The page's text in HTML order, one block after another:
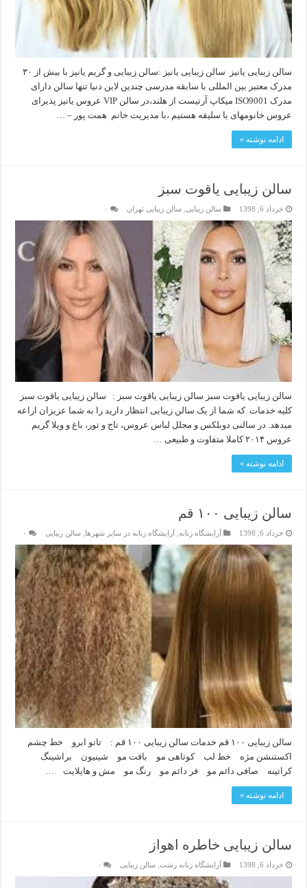
سالن زیبایی یانیز سالن زیبایی یانیز :سالن زیبایی و گریم یانیز با بیش از ۳۰
مدرک معتبر بین المللی با سابقه مدرسی چندین لاین دنیا تنها سالن دارای
مدرک ISO9001 میکاپ آرتیست از هلند،در سالن VIP عروس یانیز پذیرای
عروس خانومهای با سلیقه هستیم ،با مدیریت خانم همت پور – …
ادامه نوشته »
سالن زیبایی یاقوت سبز
خرداد 6, 1398 سالن زیبایی ,سالن زیبایی تهران ۰
سالن زیبایی یاقوت سبز سالن زیبایی یاقوت سبز : سالن زیبایی یاقوت سبز
کلیه خدمات که شما از یک سالن زیبایی انتظار دارید را به شما عزیزان اراعه
میدهد. در سالنی دوبلکس و مجلل لباس عروس، تاج و تور، باغ و ویلا گریم
عروس ۲۰۱۴ کاملا متفاوت و طبیعی …
ادامه نوشته »
سالن زیبایی ۱۰۰ قم
خرداد 6, 1398 آرایشگاه زنانه ,آرایشگاه زنانه در سایر شهرها ,سالن زیبایی ۰
سالن زیبایی ۱۰۰ قم خدمات سالن زیبایی ۱۰۰ قم : تاتو ابرو خط چشم
اکستنشن مژه خط لب کوتاهی مو بافت مو شینیون براشینگ
کراتینه صافی دائم مو فر دائم مو رنگ مو مش و هایلایت …
ادامه نوشته »
سالن زیبایی خاطره اهواز
خرداد 6, 1398 آرایشگاه زنانه رشت ,سالن زیبایی ۰